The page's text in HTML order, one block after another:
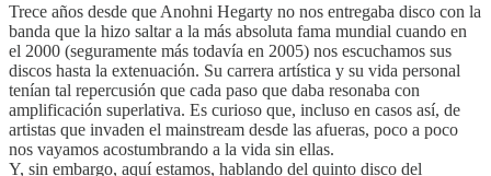
Trece años desde que Anohni Hegarty no nos entregaba disco con la
banda que la hizo saltar a la más absoluta fama mundial cuando en
el 2000 (seguramente más todavía en 2005) nos escuchamos sus
discos hasta la extenuación. Su carrera artística y su vida personal
tenían tal repercusión que cada paso que daba resonaba con
amplificación superlativa. Es curioso que, incluso en casos así, de
artistas que invaden el mainstream desde las afueras, poco a poco
nos vayamos acostumbrando a la vida sin ellas.
Y, sin embargo, aquí estamos, hablando del quinto disco del